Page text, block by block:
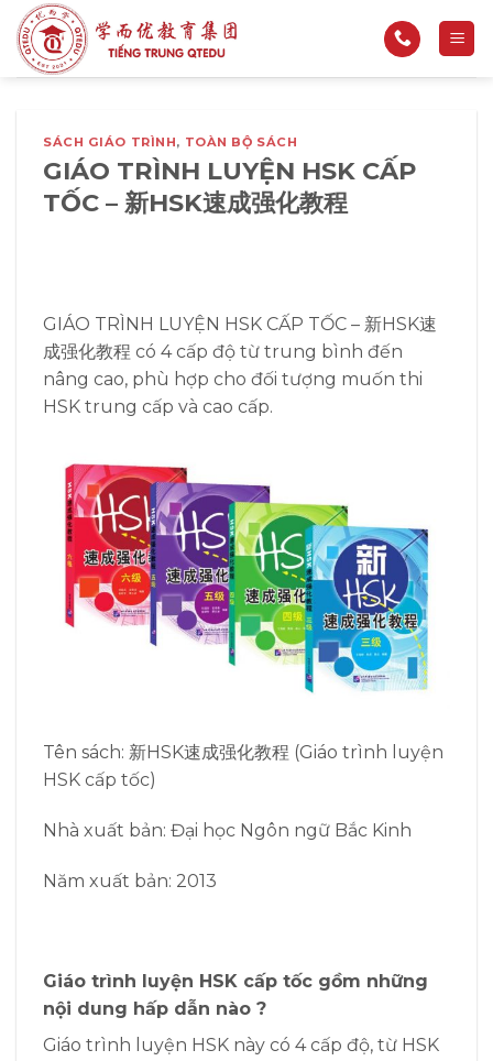
qua
nội
SÁCH GIÁO TRÌNH, TOÀN BỘ SÁCH
GIÁO TRÌNH LUYỆN HSK CẤP
TỐC – 新HSK速成强化教程
GIÁO TRÌNH LUYỆN HSK CẤP TỐC – 新HSK速
成强化教程 có 4 cấp độ từ trung bình đến
nâng cao, phù hợp cho đối tượng muốn thi
HSK trung cấp và cao cấp.
Tên sách: 新HSK速成强化教程 (Giáo trình luyện
HSK cấp tốc)
Nhà xuất bản: Đại học Ngôn ngữ Bắc Kinh
Năm xuất bản: 2013
Giáo trình luyện HSK cấp tốc gồm những
nội dung hấp dẫn nào ?
Giáo trình luyện HSK này có 4 cấp độ, từ HSK